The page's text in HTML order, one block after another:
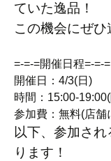
ていた逸品！
この機会にぜひ
=-=-=開催日程=-=-=
開催日：4/3(日)
時間：15:00-
参加費：無料(店舗
以下、参加さ
ります！